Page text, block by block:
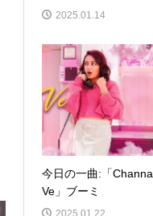
2025.01.14
今日の一曲:「Channa
Ve」ブーミ
2025.01.22